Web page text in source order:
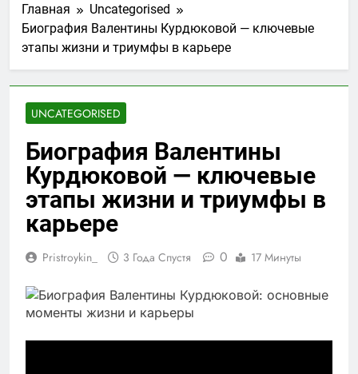
Главная
Uncategorised
Биография Валентины Курдюковой — ключевые
этапы жизни и триумфы в карьере
UNCATEGORISED
Биография Валентины
Курдюковой — ключевые
этапы жизни и триумфы в
карьере
Pristroykin_ 3 Года Спустя 0 17 Минуты